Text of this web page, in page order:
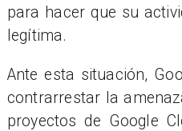
para hacer que su
legítima.
Ante esta situación,
contrarrestar la
proyectos de Google